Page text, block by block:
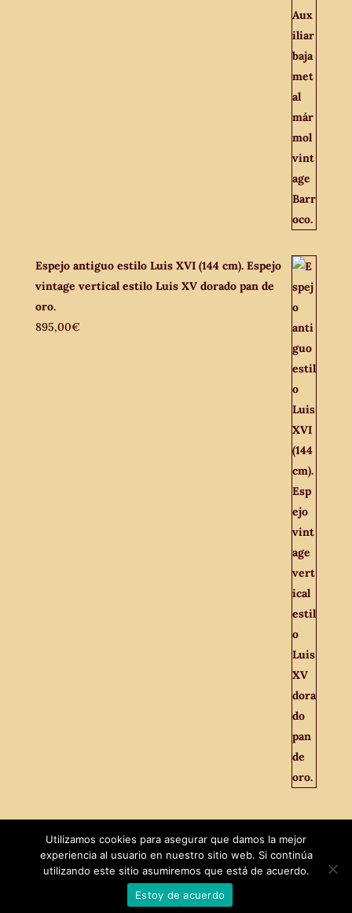
Espejo antiguo estilo Luis XVI (144 cm). Espejo
vintage vertical estilo Luis XV dorado pan de
oro.
895,00€
MaxTech| El Viejo Odeón © 2021
Utilizamos cookies para asegurar que damos la mejor
experiencia al usuario en nuestro sitio web. Si continúa
utilizando este sitio asumiremos que está de acuerdo.
Estoy de acuerdo